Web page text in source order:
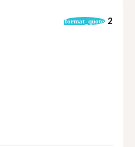
format_quote 2